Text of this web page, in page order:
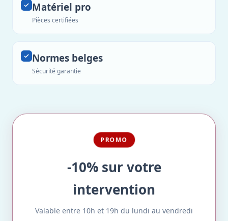
Matériel pro
Pièces certifiées
Normes belges
Sécurité garantie
PROMO
-10% sur votre
intervention
Valable entre 10h et 19h du lundi au vendredi